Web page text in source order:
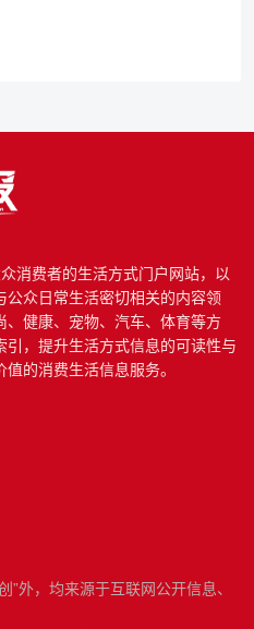
消费者的生活方式门户网站，以
公众日常生活密切相关的内容领
健康、宠物、汽车、体育等方
，提升生活方式信息的可读性与
的消费生活信息服务。
外，均来源于互联网公开信息、